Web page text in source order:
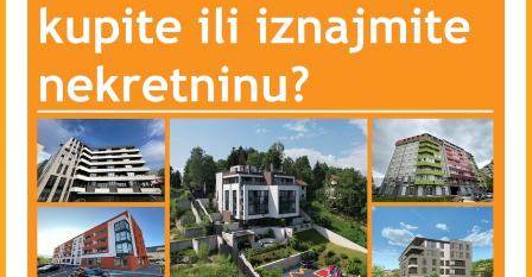
– Centralno grijanje – etažno – struja – podno
(Vaillant EloBlock sa bežičnim termostatom)
– Kamin u dnevnom boravku
– Vanjsku PVC stolariju sa troslojnim staklom i
unutrašnju drvenu stolariju
– Blindirana vrata, video interfon, lift